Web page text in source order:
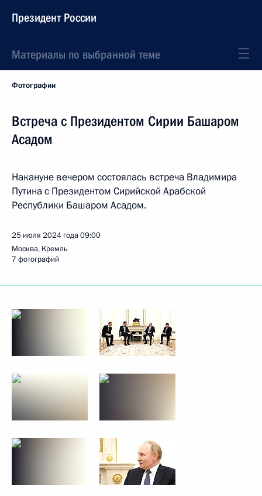
Президент России
Материалы по выбранной теме
Фотографии
Встреча с Президентом Сирии Башаром
Асадом
Накануне вечером состоялась встреча Владимира
Путина с Президентом Сирийской Арабской
Республики Башаром Асадом.
25 июля 2024 года09:00
Москва, Кремль
7 фотографий